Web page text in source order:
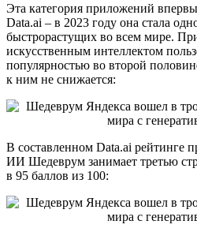
Эта категория приложений
Data.ai – в 2023 году она стала
быстрорастущих во всем мире.
искусственным интеллектом
популярностью во второй
к ним не снижается:
В составленном Data.ai рейтинге
ИИ Шедеврум занимает третью
в 95 баллов из 100: